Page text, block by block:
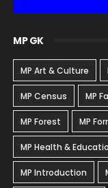
MP GK
MP Art & Culture
MP Census MP
MP Forest MP
MP Health &
MP Introduction